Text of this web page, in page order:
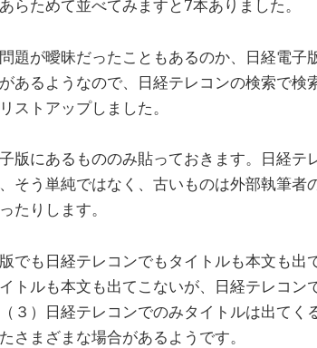
らためて並べてみますと7本ありました。
題が曖昧だったこともあるのか、日経電子
あるようなので、日経テレコンの検索で検
ストアップしました。
版にあるもののみ貼っておきます。日経テ
そう単純ではなく、古いものは外部執筆者
たりします。
版でも日経テレコンでもタイトルも本文も出
トルも本文も出てこないが、日経テレコン
３）日経テレコンでのみタイトルは出てく
さまざまな場合があるようです。